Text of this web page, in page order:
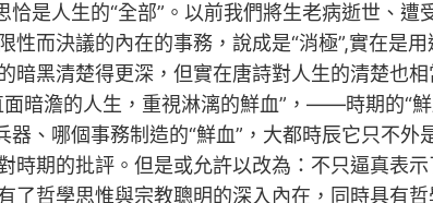
恰是人生的“全部”。以前我們將生老病逝世、
而決議的內在的事務，說成是“消極”,實在是
暗黑清楚得更深，但實在唐詩對人生的清楚也
暗澹的人生，重視淋漓的鮮血”，——時期的“
、哪個事務制造的“鮮血”，大都時辰它只不
時期的批評。但是或允許以改為：不只逼真表
哲學思惟與宗教聰明的深入內在，同時具有